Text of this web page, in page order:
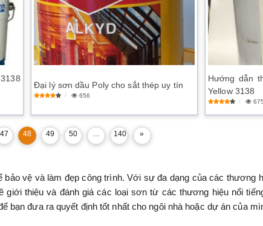
Đại lý sơn dầu Poly cho sắt thép uy tín
656
Hướng dẫn
Yellow 3138
675
47 48 49 50 … 140 »
vệ và làm đẹp công trình. Với sự đa dạng của các thương
thiệu và đánh giá các loại sơn từ các thương hiệu nổi
bạn đưa ra quyết định tốt nhất cho ngôi nhà hoặc dự án của